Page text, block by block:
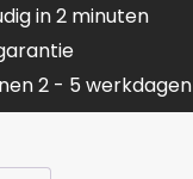
in 2 minuten
2 - 5 werkdagen